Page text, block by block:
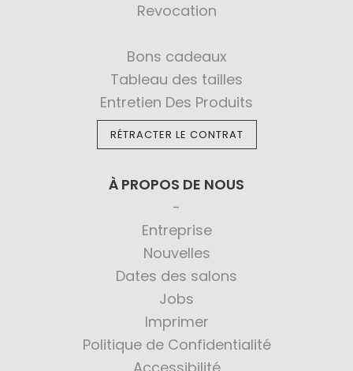
Revocation
Bons cadeaux
Tableau des tailles
Entretien Des Produits
RÉTRACTER LE CONTRAT
À PROPOS DE NOUS
Entreprise
Nouvelles
Dates des salons
Jobs
Imprimer
Politique de Confidentialité